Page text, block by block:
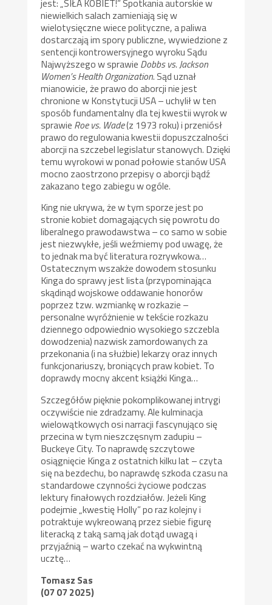
niewielkich salach zamieniają się w
wielotysięczne wiece polityczne, a paliwa
dostarczają im spory publiczne, wywiedzione z
sentencji kontrowersyjnego wyroku Sądu
Najwyższego w sprawie Dobbs vs. Jackson
Women’s Health Organization. Sąd uznał
mianowicie, że prawo do aborcji nie jest
chronione w Konstytucji USA – uchylił w ten
sposób fundamentalny dla tej kwestii wyrok w
sprawie Roe vs. Wade(z 1973 roku) i przeniósł
prawo do regulowania kwestii dopuszczalności
aborcji na szczebel legislatur stanowych. Dzięki
temu wyrokowi w ponad połowie stanów USA
mocno zaostrzono przepisy o aborcji bądź
zakazano tego zabiegu w ogóle.
King nie ukrywa, że w tym sporze jest po
stronie kobiet domagających się powrotu do
liberalnego prawodawstwa – co samo w sobie
jest niezwykłe, jeśli weźmiemy pod uwagę, że
to jednak ma być literatura rozrywkowa…
Ostatecznym wszakże dowodem stosunku
Kinga do sprawy jest lista (przypominająca
skądinąd wojskowe oddawanie honorów
poprzez tzw. wzmiankę w rozkazie –
personalne wyróżnienie w tekście rozkazu
dziennego odpowiednio wysokiego szczebla
dowodzenia) nazwisk zamordowanych za
przekonania (i na służbie) lekarzy oraz innych
funkcjonariuszy, broniących praw kobiet. To
doprawdy mocny akcent książki Kinga…
Szczegółów pięknie pokomplikowanej intrygi
oczywiście nie zdradzamy. Ale kulminacja
wielowątkowych osi narracji fascynująco się
przecina w tym nieszczęsnym zadupiu –
Buckeye City. To naprawdę szczytowe
osiągnięcie Kinga z ostatnich kilku lat – czyta
się na bezdechu, bo naprawdę szkoda czasu na
standardowe czynności życiowe podczas
lektury finałowych rozdziałów. Jeżeli King
podejmie „kwestię Holly” po raz kolejny i
potraktuje wykreowaną przez siebie figurę
literacką z taką samą jak dotąd uwagą i
przyjaźnią – warto czekać na wykwintną
ucztę…
Tomasz Sas
(07 07 2025)